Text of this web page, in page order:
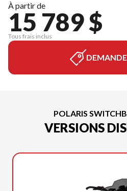
À partir de
15 789 $
Tous frais inclus
POLARIS
VERSIONS